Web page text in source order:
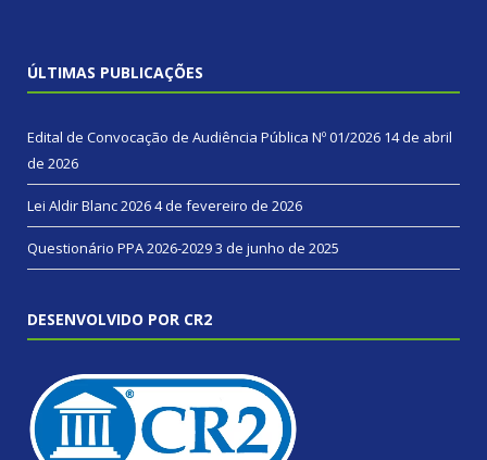
ÚLTIMAS PUBLICAÇÕES
Edital de Convocação de Audiência Pública Nº 01/2026 14 de abril
de 2026
Lei Aldir Blanc 20264 de fevereiro de 2026
Questionário PPA 2026-20293 de junho de 2025
DESENVOLVIDO POR CR2